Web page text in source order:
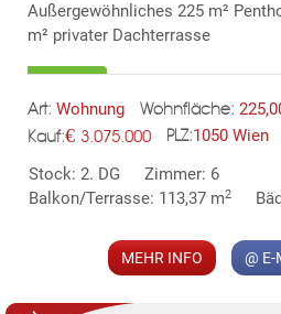
Außergewöhnliches 225 m²
m² privater Dachterrasse
Art: Wohnung Wohnfläche:
Kauf:€ 3.075.000 PLZ:1050 Wien
Stock: 2. DG
Zimmer: 6
Balkon/Terrasse: 113,37 m2
MEHR INFO @ E-